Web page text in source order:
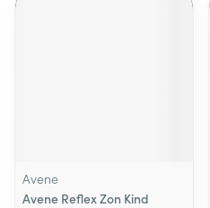
Avene
Avene Reflex Zon Kind